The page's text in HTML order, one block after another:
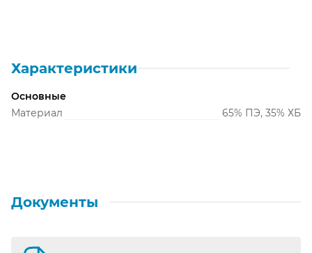
Характеристики
Основные
Материал
65% ПЭ, 35% ХБ
Документы